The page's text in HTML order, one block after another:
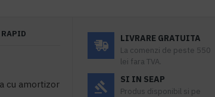
cu amortizor
LIVRARE GRATUITA
La comenzi de peste 550
lei fara TVA.
SI IN SEAP
Produs disponibil si pe